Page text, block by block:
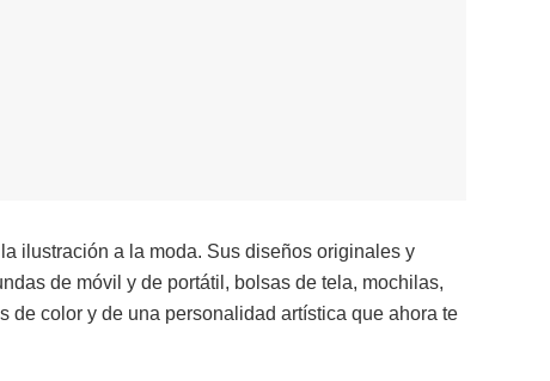
ilustración a la moda. Sus diseños originales y
de móvil y de portátil, bolsas de tela, mochilas,
de color y de una personalidad artística que ahora te